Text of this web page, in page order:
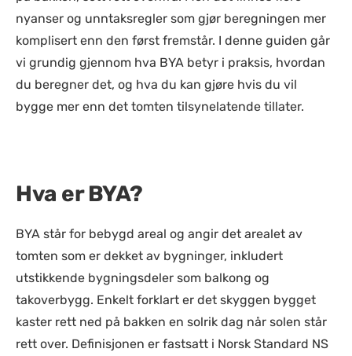
nyanser og unntaksregler som gjør beregningen mer
komplisert enn den først fremstår. I denne guiden går
vi grundig gjennom hva BYA betyr i praksis, hvordan
du beregner det, og hva du kan gjøre hvis du vil
bygge mer enn det tomten tilsynelatende tillater.
Hva er BYA?
BYA står for bebygd areal og angir det arealet av
tomten som er dekket av bygninger, inkludert
utstikkende bygningsdeler som balkong og
takoverbygg. Enkelt forklart er det skyggen bygget
kaster rett ned på bakken en solrik dag når solen står
rett over. Definisjonen er fastsatt i Norsk Standard NS